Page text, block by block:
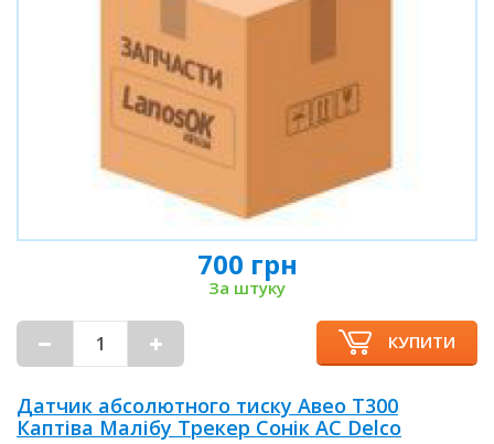
700 грн
За штуку
КУПИТИ
Датчик абсолютного тиску Авео Т300
Каптіва Малібу Трекер Сонік AC Delco